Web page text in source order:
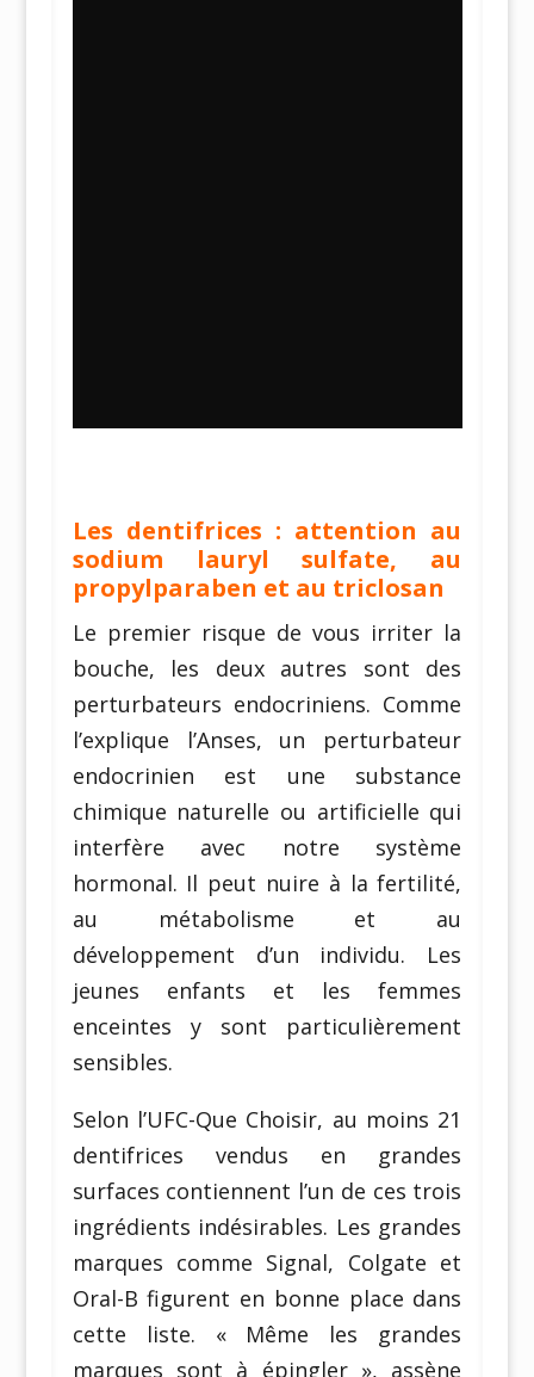
Les dentifrices : attention au
sodium lauryl sulfate, au
propylparaben et au triclosan
Le premier risque de vous irriter la
bouche, les deux autres sont des
perturbateurs endocriniens. Comme
l’explique l’Anses, un perturbateur
endocrinien est une substance
chimique naturelle ou artificielle qui
interfère avec notre système
hormonal. Il peut nuire à la fertilité,
au métabolisme et au
développement d’un individu. Les
jeunes enfants et les femmes
enceintes y sont particulièrement
sensibles.
Selon l’UFC-Que Choisir, au moins 21
dentifrices vendus en grandes
surfaces contiennent l’un de ces trois
ingrédients indésirables. Les grandes
marques comme Signal, Colgate et
Oral-B figurent en bonne place dans
cette liste. « Même les grandes
marques sont à épingler », assène